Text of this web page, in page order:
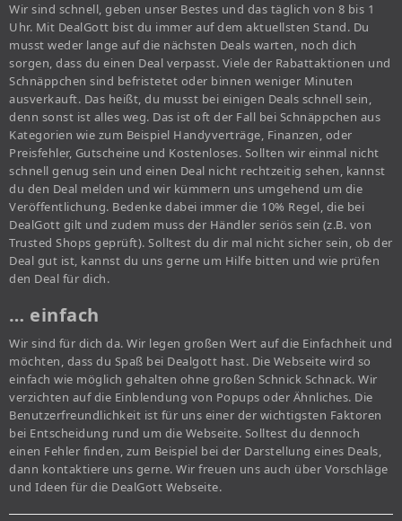
Wir sind schnell, geben unser Bestes und das täglich von 8 bis 1
Uhr. Mit DealGott bist du immer auf dem aktuellsten Stand. Du
musst weder lange auf die nächsten Deals warten, noch dich
sorgen, dass du einen Deal verpasst. Viele der Rabattaktionen und
Schnäppchen sind befristetet oder binnen weniger Minuten
ausverkauft. Das heißt, du musst bei einigen Deals schnell sein,
denn sonst ist alles weg. Das ist oft der Fall bei Schnäppchen aus
Kategorien wie zum Beispiel Handyverträge, Finanzen, oder
Preisfehler, Gutscheine und Kostenloses. Sollten wir einmal nicht
schnell genug sein und einen Deal nicht rechtzeitig sehen, kannst
du den Deal melden und wir kümmern uns umgehend um die
Veröffentlichung. Bedenke dabei immer die 10% Regel, die bei
DealGott gilt und zudem muss der Händler seriös sein (z.B. von
Trusted Shops geprüft). Solltest du dir mal nicht sicher sein, ob der
Deal gut ist, kannst du uns gerne um Hilfe bitten und wie prüfen
den Deal für dich.
… einfach
Wir sind für dich da. Wir legen großen Wert auf die Einfachheit und
möchten, dass du Spaß bei Dealgott hast. Die Webseite wird so
einfach wie möglich gehalten ohne großen Schnick Schnack. Wir
verzichten auf die Einblendung von Popups oder Ähnliches. Die
Benutzerfreundlichkeit ist für uns einer der wichtigsten Faktoren
bei Entscheidung rund um die Webseite. Solltest du dennoch
einen Fehler finden, zum Beispiel bei der Darstellung eines Deals,
dann kontaktiere uns gerne. Wir freuen uns auch über Vorschläge
und Ideen für die DealGott Webseite.